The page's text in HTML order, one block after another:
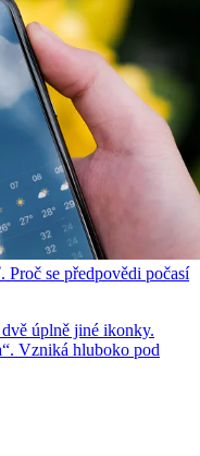
Proč se předpovědi počasí
dvě úplně jiné ikonky.
Vzniká hluboko pod